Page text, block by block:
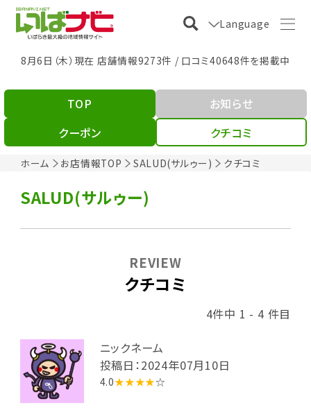
Language
8月6日（木）現在 店舗情報9273件 / 口コミ40648件を掲載中
ホーム お店情報TOP SALUD(サルゥー) クチコミ
TOP
お知らせ
クーポン
クチコミ
SALUD(サルゥー)
クチコミ
REVIEW
4件中 1 - 4 件目
ニックネーム
投稿日：2024年07月10日
4.0★★★★☆